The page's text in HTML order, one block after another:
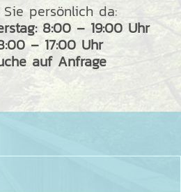
persönlich da:
8:00 – 19:00 Uhr
– 17:00 Uhr
auf Anfrage